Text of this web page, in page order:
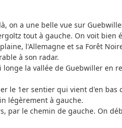
on a une belle vue sur
tout à gauche. On voit bien
l'Allemagne et sa Forêt
à son radar.
la vallée de Guebwiller en
le 1er sentier qui vient d'en bas
légèrement à gauche.
par le chemin de gauche. On